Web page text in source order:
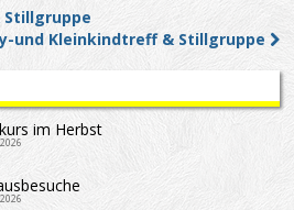
und Kleinkindtreff & Stillgruppe
im Herbst